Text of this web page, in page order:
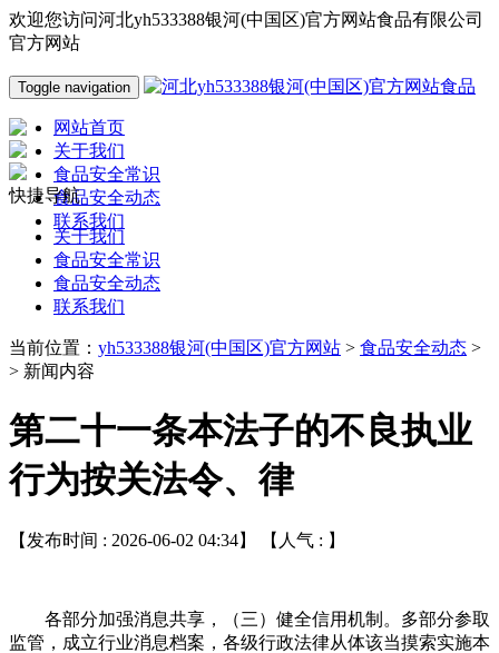
欢迎您访问河北yh533388银河(中国区)官方网站食品有限公司
官方网站
Toggle navigation
网站首页
关于我们
食品安全常识
食品安全动态
联系我们
快捷导航
关于我们
食品安全常识
食品安全动态
联系我们
当前位置： yh533388银河(中国区)官方网站 > 食品安全动态 >
> 新闻内容
第二十一条本法子的不良执业
行为按关法令、律
【发布时间 : 2026-06-02 04:34】 【人气 : 】
各部分加强消息共享，（三）健全信用机制。多部分参取
监管，成立行业消息档案，各级行政法律从体该当摸索实施本